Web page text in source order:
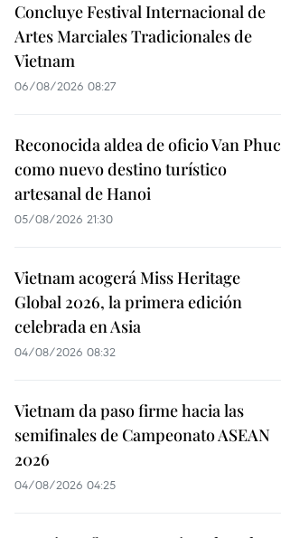
Concluye Festival Internacional de
Artes Marciales Tradicionales de
Vietnam
06/08/2026 08:27
Reconocida aldea de oficio Van Phuc
como nuevo destino turístico
artesanal de Hanoi
05/08/2026 21:30
Vietnam acogerá Miss Heritage
Global 2026, la primera edición
celebrada en Asia
04/08/2026 08:32
Vietnam da paso firme hacia las
semifinales de Campeonato ASEAN
2026
04/08/2026 04:25